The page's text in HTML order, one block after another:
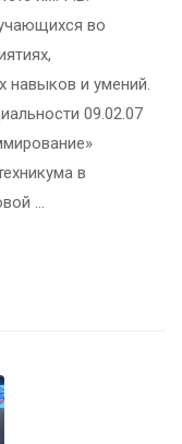
во
навыков и умений.
09.02.07
в
…